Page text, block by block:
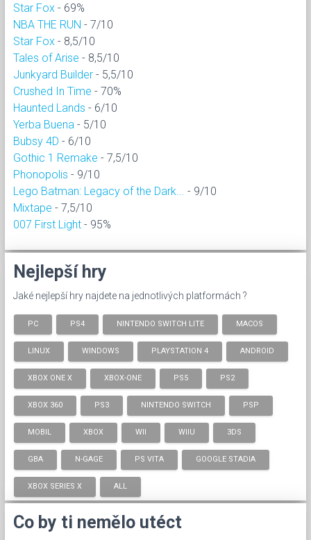
Star Fox - 69%
NBA THE RUN - 7/10
Star Fox - 8,5/10
Tales of Arise - 8,5/10
Junkyard Builder - 5,5/10
Crushed In Time - 70%
Haunted Lands - 6/10
Yerba Buena - 5/10
Bubsy 4D - 6/10
Gothic 1 Remake - 7,5/10
Phonopolis - 9/10
Lego Batman: Legacy of the Dark...
- 9/10
Mixtape - 7,5/10
007 First Light - 95%
Nejlepší hry
Jaké nejlepší hry najdete na jednotlivých platformách ?
PC PS4 NINTENDO SWITCH LITE MACOS
LINUX WINDOWS PLAYSTATION 4 ANDROID
XBOX ONE X XBOX-ONE PS5 PS2
XBOX 360 PS3 NINTENDO SWITCH PSP
MOBIL XBOX WII WIIU 3DS
GBA N-GAGE PS VITA GOOGLE STADIA
XBOX SERIES X ALL
Co by ti nemělo utéct